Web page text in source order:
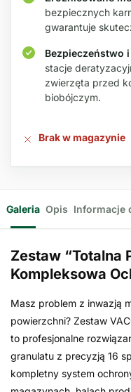
bezpiecznych
gwarantuje
Bezpieczeństwo
stacje
zwierzęta przed
biobójczym.
Brak w magazynie
Galeria Opis Informacje
Zestaw “Totalna
Kompleksowa
Masz problem z inwazją
powierzchni? Zestaw
to profesjonalne
granulatu z precyzją 16
kompletny system